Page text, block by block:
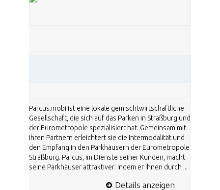
Parcus.mobi ist eine lokale gemischtwirtschaftliche
Gesellschaft, die sich auf das Parken in Straßburg und
der Eurometropole spezialisiert hat. Gemeinsam mit
ihren Partnern erleichtert sie die Intermodalität und
den Empfang in den Parkhäusern der Eurometropole
Straßburg. Parcus, im Dienste seiner Kunden, macht
seine Parkhäuser attraktiver: Indem er ihnen durch ...
Details anzeigen